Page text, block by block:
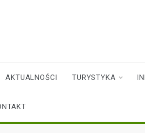
AKTUALNOŚCI TURYSTYKA